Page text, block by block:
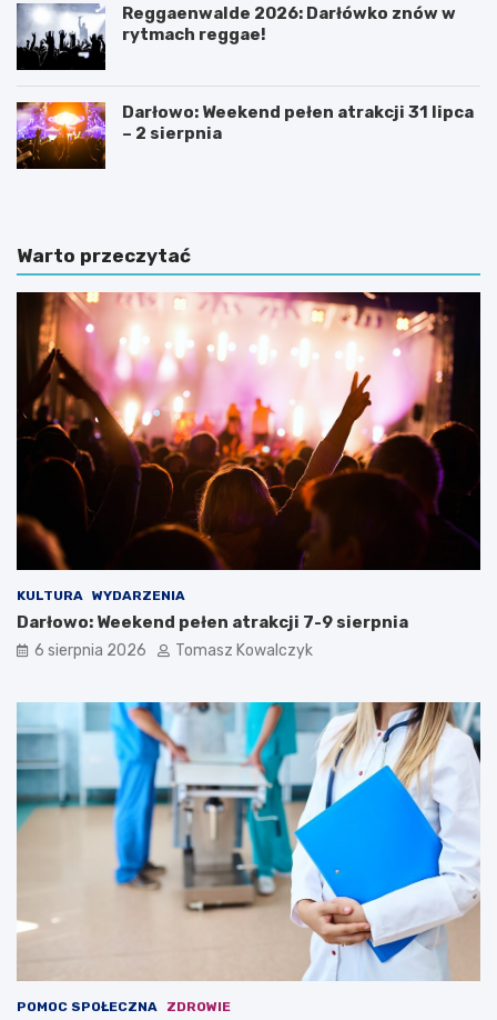
Reggaenwalde 2026: Darłówko znów w
rytmach reggae!
Darłowo: Weekend pełen atrakcji 31 lipca
– 2 sierpnia
Warto przeczytać
KULTURA WYDARZENIA
Darłowo: Weekend pełen atrakcji 7-9 sierpnia
6 sierpnia 2026 Tomasz Kowalczyk
POMOC SPOŁECZNA ZDROWIE